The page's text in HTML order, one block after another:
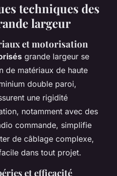
techniques des
largeur
et motorisation
grande largeur se
de matériaux de haute
double paroi,
une rigidité
notamment avec des
commande, simplifie
de câblage complexe,
dans tout projet.
et efficacité